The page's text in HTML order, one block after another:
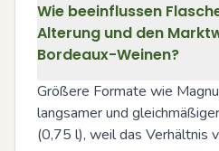
Wie beeinflussen
Alterung und den
Bordeaux-Weinen?
Größere Formate wie
langsamer und
(0,75 l), weil das Verhältnis